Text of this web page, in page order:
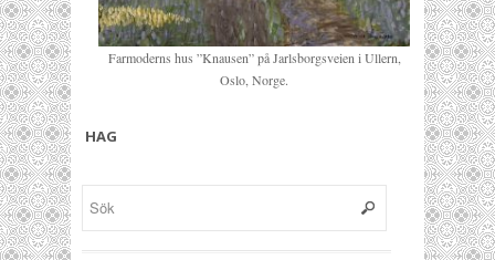
Farmoderns hus ”Knausen” på Jarlsborgsveien i Ullern,
Oslo, Norge.
HAG